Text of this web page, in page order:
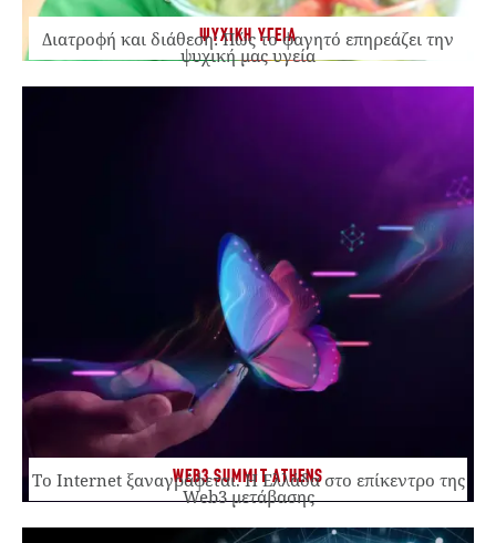
ΨΥΧΙΚΗ ΥΓΕΙΑ
Διατροφή και διάθεση: Πώς το φαγητό επηρεάζει την
ψυχική μας υγεία
WEB3 SUMMIT ATHENS
Το Internet ξαναγράφεται. Η Ελλάδα στο επίκεντρο της
Web3 μετάβασης